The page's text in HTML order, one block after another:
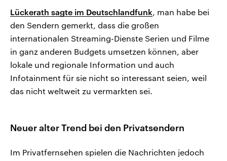
Lückerath sagte im Deutschlandfunk, man habe bei
den Sendern gemerkt, dass die großen
internationalen Streaming-Dienste Serien und Filme
in ganz anderen Budgets umsetzen können, aber
lokale und regionale Information und auch
Infotainment für sie nicht so interessant seien, weil
das nicht weltweit zu vermarkten sei.
Neuer alter Trend bei den Privatsendern
Im Privatfernsehen spielen die Nachrichten jedoch